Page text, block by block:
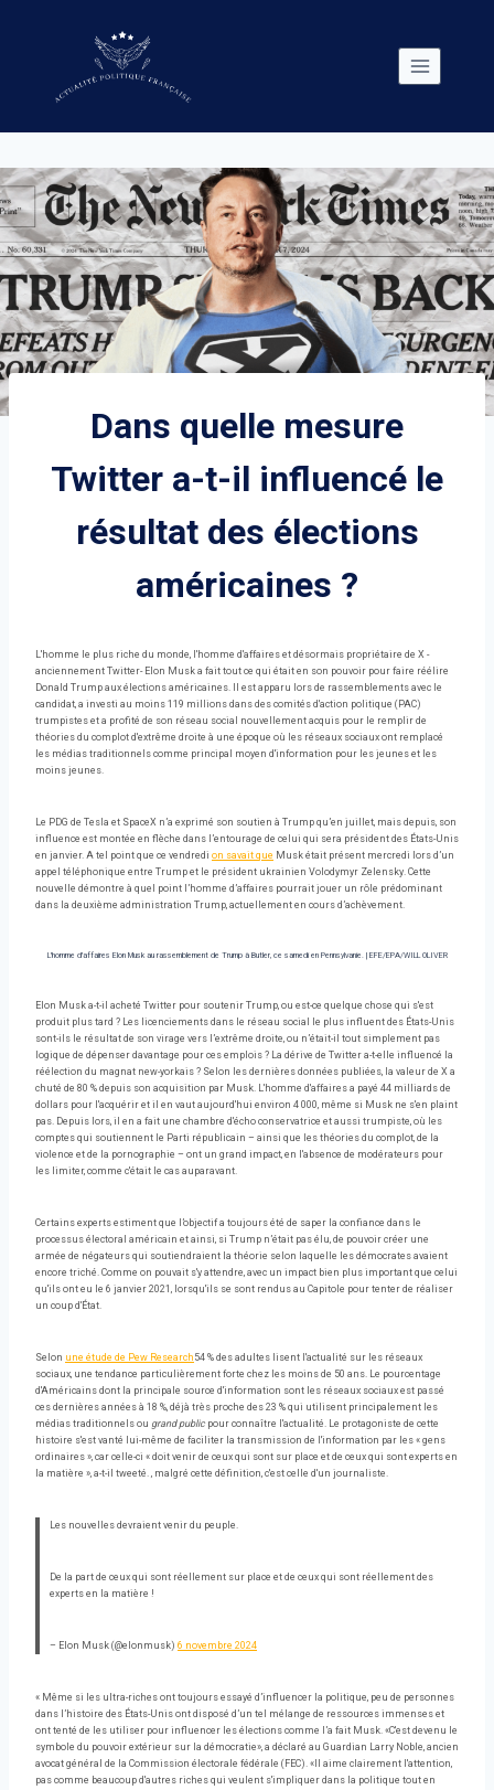
Dans quelle mesure
Twitter a-t-il influencé le
résultat des élections
américaines ?
L'homme le plus riche du monde, l'homme d'affaires et désormais propriétaire de X -
anciennement Twitter- Elon Musk a fait tout ce qui était en son pouvoir pour faire réélire
Donald Trump aux élections américaines. Il est apparu lors de rassemblements avec le
candidat, a investi au moins 119 millions dans des comités d'action politique (PAC)
trumpistes et a profité de son réseau social nouvellement acquis pour le remplir de
théories du complot d'extrême droite à une époque où les réseaux sociaux ont remplacé
les médias traditionnels comme principal moyen d'information pour les jeunes et les
moins jeunes.
Le PDG de Tesla et SpaceX n’a exprimé son soutien à Trump qu’en juillet, mais depuis, son
influence est montée en flèche dans l’entourage de celui qui sera président des États-Unis
en janvier. A tel point que ce vendredi on savait que Musk était présent mercredi lors d’un
appel téléphonique entre Trump et le président ukrainien Volodymyr Zelensky. Cette
nouvelle démontre à quel point l’homme d’affaires pourrait jouer un rôle prédominant
dans la deuxième administration Trump, actuellement en cours d’achèvement.
L'homme d'affaires Elon Musk au rassemblement de Trump à Butler, ce samedi en Pennsylvanie.| EFE/EPA/WILL OLIVER
Elon Musk a-t-il acheté Twitter pour soutenir Trump, ou est-ce quelque chose qui s'est
produit plus tard ? Les licenciements dans le réseau social le plus influent des États-Unis
sont-ils le résultat de son virage vers l’extrême droite, ou n’était-il tout simplement pas
logique de dépenser davantage pour ces emplois ? La dérive de Twitter a-t-elle influencé la
réélection du magnat new-yorkais ? Selon les dernières données publiées, la valeur de X a
chuté de 80 % depuis son acquisition par Musk. L'homme d'affaires a payé 44 milliards de
dollars pour l'acquérir et il en vaut aujourd'hui environ 4 000, même si Musk ne s'en plaint
pas. Depuis lors, il en a fait une chambre d'écho conservatrice et aussi trumpiste, où les
comptes qui soutiennent le Parti républicain – ainsi que les théories du complot, de la
violence et de la pornographie – ont un grand impact, en l'absence de modérateurs pour
les limiter, comme c'était le cas auparavant.
Certains experts estiment que l’objectif a toujours été de saper la confiance dans le
processus électoral américain et ainsi, si Trump n’était pas élu, de pouvoir créer une
armée de négateurs qui soutiendraient la théorie selon laquelle les démocrates avaient
encore triché. Comme on pouvait s'y attendre, avec un impact bien plus important que celui
qu'ils ont eu le 6 janvier 2021, lorsqu'ils se sont rendus au Capitole pour tenter de réaliser
un coup d'État.
Selon une étude de Pew Research 54 % des adultes lisent l'actualité sur les réseaux
sociaux, une tendance particulièrement forte chez les moins de 50 ans. Le pourcentage
d'Américains dont la principale source d'information sont les réseaux sociaux est passé
ces dernières années à 18 %, déjà très proche des 23 % qui utilisent principalement les
médias traditionnels ou grand publicpour connaître l'actualité. Le protagoniste de cette
histoire s'est vanté lui-même de faciliter la transmission de l'information par les « gens
ordinaires », car celle-ci « doit venir de ceux qui sont sur place et de ceux qui sont experts en
la matière », a-t-il tweeté. , malgré cette définition, c'est celle d'un journaliste.
Les nouvelles devraient venir du peuple.
De la part de ceux qui sont réellement sur place et de ceux qui sont réellement des
experts en la matière !
– Elon Musk (@elonmusk) 6 novembre 2024
« Même si les ultra-riches ont toujours essayé d’influencer la politique, peu de personnes
dans l’histoire des États-Unis ont disposé d’un tel mélange de ressources immenses et
ont tenté de les utiliser pour influencer les élections comme l’a fait Musk. «C'est devenu le
symbole du pouvoir extérieur sur la démocratie», a déclaré au Guardian Larry Noble, ancien
avocat général de la Commission électorale fédérale (FEC). «Il aime clairement l'attention,
pas comme beaucoup d'autres riches qui veulent s'impliquer dans la politique tout en